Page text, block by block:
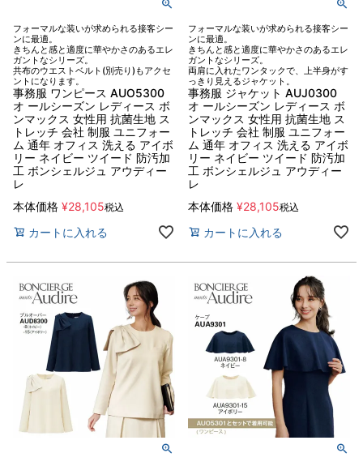
フォーマルな装いが求められる接客シー
ンに最適。
きちんと感と適度に華やかさのあるエレ
ガントなシリーズ。
共布のウエストベルト(別売り)もアクセ
ントになります。
事務服 ワンピース AUO5300
オ ールシーズン レディース ボ
ンマックス 女性用 抗菌生地 ス
トレッチ 会社 制服 ユニフォー
ム 通年 オフィス 洗える アイボ
リー ネイビー ツイード 防汚加
工 ボンシェルジュ アウディー
レ
本体価格 ¥28,105税込
カートに入れる
フォーマルな装いが求められる接客シー
ンに最適。
きちんと感と適度に華やかさのあるエレ
ガントなシリーズ。
両肩に入れたワンタックで、上半身がす
っきり見えるジャケット。
事務服 ジャケット AUJ0300
オ ールシーズン レディース ボ
ンマックス 女性用 抗菌生地 ス
トレッチ 会社 制服 ユニフォー
ム 通年 オフィス 洗える アイボ
リー ネイビー ツイード 防汚加
工 ボンシェルジュ アウディー
レ
本体価格 ¥28,105税込
カートに入れる